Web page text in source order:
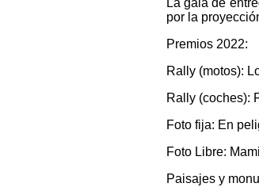
La gala de
por la
Premios 2022:
Rally (motos):
Rally (coches):
Foto fija: En
Foto Libre:
Paisajes y